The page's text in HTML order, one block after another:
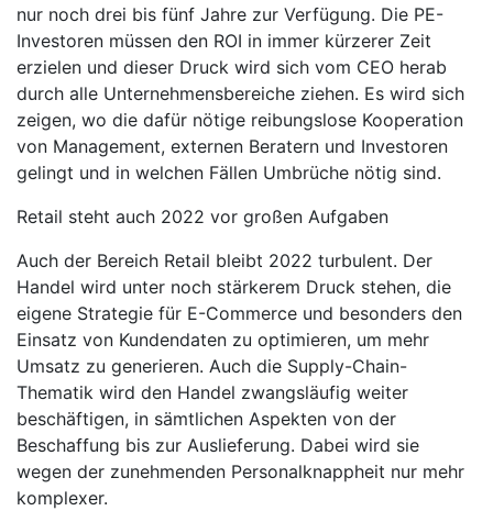
nur noch drei bis fünf Jahre zur Verfügung. Die PE-
Investoren müssen den ROI in immer kürzerer Zeit
erzielen und dieser Druck wird sich vom CEO herab
durch alle Unternehmensbereiche ziehen. Es wird sich
zeigen, wo die dafür nötige reibungslose Kooperation
von Management, externen Beratern und Investoren
gelingt und in welchen Fällen Umbrüche nötig sind.
Retail steht auch 2022 vor großen Aufgaben
Auch der Bereich Retail bleibt 2022 turbulent. Der
Handel wird unter noch stärkerem Druck stehen, die
eigene Strategie für E-Commerce und besonders den
Einsatz von Kundendaten zu optimieren, um mehr
Umsatz zu generieren. Auch die Supply-Chain-
Thematik wird den Handel zwangsläufig weiter
beschäftigen, in sämtlichen Aspekten von der
Beschaffung bis zur Auslieferung. Dabei wird sie
wegen der zunehmenden Personalknappheit nur mehr
komplexer.